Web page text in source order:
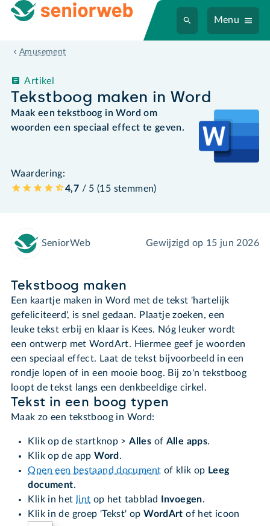
Menu
Amusement
Tekstboog maken in Word
Artikel
Maak een tekstboog in Word om
woorden een speciaal effect te geven.
Waardering:
4,7 / 5 (15 stemmen)
SeniorWeb Gewijzigd op 15 jun 2026
Tekstboog maken
Een kaartje maken in Word met de tekst 'hartelijk
gefeliciteerd', is snel gedaan. Plaatje zoeken, een
leuke tekst erbij en klaar is Kees. Nóg leuker wordt
een ontwerp met WordArt. Hiermee geef je woorden
een speciaal effect. Laat de tekst bijvoorbeeld in een
rondje lopen of in een mooie boog. Bij zo'n tekstboog
loopt de tekst langs een denkbeeldige cirkel.
Tekst in een boog typen
Maak zo een tekstboog in Word:
Klik op de startknop >Alles of Alle apps.
Klik op de appWord .
Open een bestaand document of klik op Leeg
document.
Klik in het
lint op het tabblad Invoegen.
Klik in de groep 'Tekst' opWordArt of het icoon